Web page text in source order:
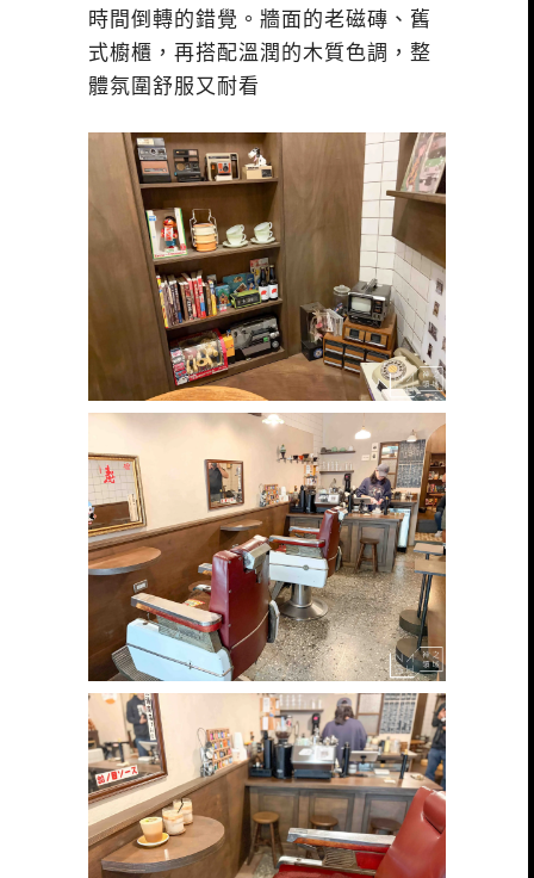
時間倒轉的錯覺。牆面的老磁磚、舊
式櫥櫃，再搭配溫潤的木質色調，整
體氛圍舒服又耐看